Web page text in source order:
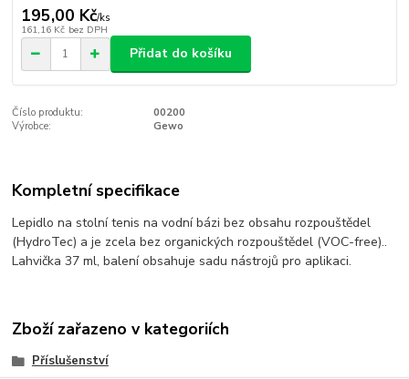
195,00 Kč/ks
161,16 Kč bez DPH
Přidat do košíku
Číslo produktu:
00200
Výrobce:
Gewo
Kompletní specifikace
Lepidlo na stolní tenis na vodní bázi bez obsahu rozpouštědel
(HydroTec) a je zcela bez organických rozpouštědel (VOC-free)..
Lahvička 37 ml, balení obsahuje sadu nástrojů pro aplikaci.
Zboží zařazeno v kategoriích
Příslušenství